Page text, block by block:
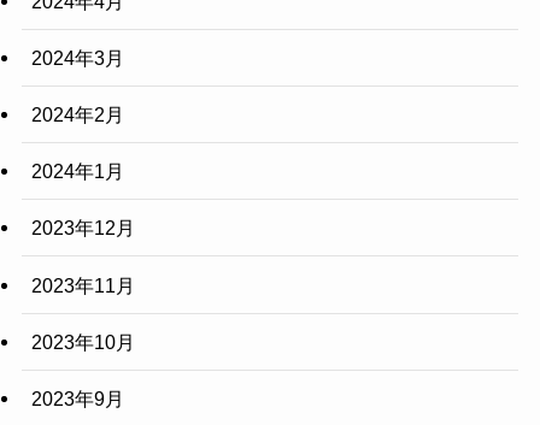
2024年3月
2024年2月
2024年1月
2023年12月
2023年11月
2023年10月
2023年9月